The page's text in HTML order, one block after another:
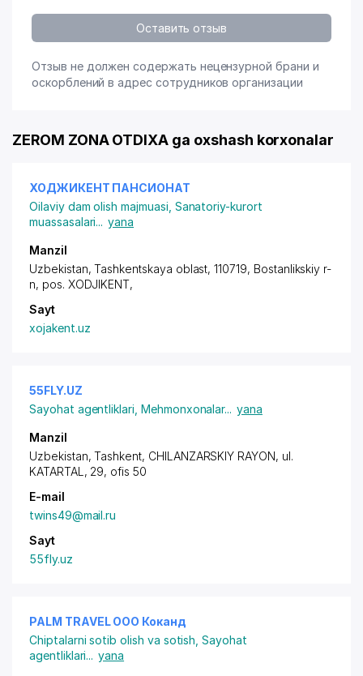
Оставить отзыв
Отзыв не должен содержать нецензурной брани и
оскорблений в адрес сотрудников организации
ZEROM ZONA OTDIXA ga oxshash korxonalar
ХОДЖИКЕНТ ПАНСИОНАТ
Oilaviy dam olish majmuasi Sanatoriy-kurort
muassasalari... yana
Manzil
Uzbekistan, Tashkentskaya oblast, 110719, Bostanlikskiy r-
n, pos. XODJIKENT,
Sayt
xojakent.uz
55FLY.UZ
Sayohat agentliklari Mehmonxonalar... yana
Manzil
Uzbekistan,Tashkent, CHILANZARSKIY RAYON, ul.
KATARTAL, 29, ofis 50
E-mail
twins49@mail.ru
Sayt
55fly.uz
PALM TRAVEL ООО Коканд
Chiptalarni sotib olish va sotish ,Sayohat
agentliklari... yana